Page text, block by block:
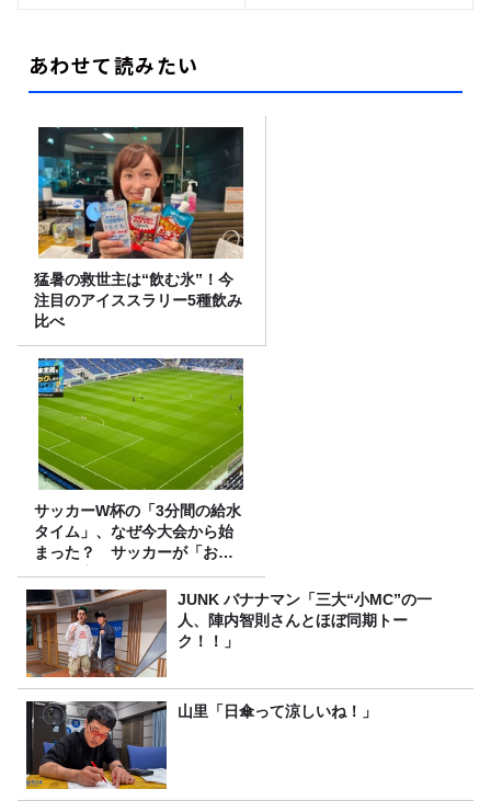
あわせて読みたい
猛暑の救世主は“飲む氷”！今
注目のアイススラリー5種飲み
比べ
サッカーW杯の「3分間の給水
タイム」、なぜ今大会から始
まった？ サッカーが「お
金」に変わる仕組み
JUNK バナナマン「三大“小MC”の一
人、陣内智則さんとほぼ同期トー
ク！！」
山里「日傘って涼しいね！」